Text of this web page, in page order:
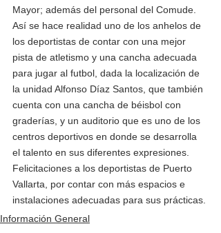
Mayor; además del personal del Comude.
Así se hace realidad uno de los anhelos de
los deportistas de contar con una mejor
pista de atletismo y una cancha adecuada
para jugar al futbol, dada la localización de
la unidad Alfonso Díaz Santos, que también
cuenta con una cancha de béisbol con
graderías, y un auditorio que es uno de los
centros deportivos en donde se desarrolla
el talento en sus diferentes expresiones.
Felicitaciones a los deportistas de Puerto
Vallarta, por contar con más espacios e
instalaciones adecuadas para sus prácticas.
Información General